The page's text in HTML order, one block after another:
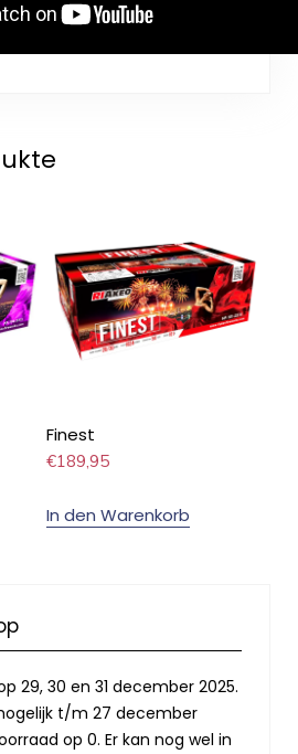
Finest
€189,95
In den Warenkorb
29, 30 en 31 december 2025.
t/m 27 december
op 0. Er kan nog wel in